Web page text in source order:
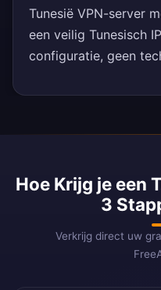
Tunesië VPN-server
een veilig Tunesisch
configuratie, geen
Hoe Krijg je een
3
Verkrijg direct uw